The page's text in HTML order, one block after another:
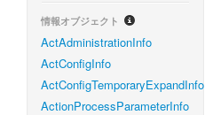
情報オブジェクト
ActAdministrationInfo
ActConfigInfo
ActConfigTemporaryExpandInfo
ActionProcessParameterInfo